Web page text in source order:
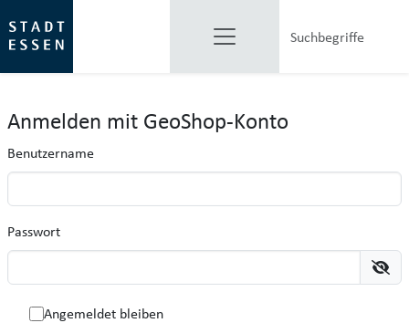
Anmelden mit GeoShop-Konto
Benutzername
Passwort
Angemeldet bleiben